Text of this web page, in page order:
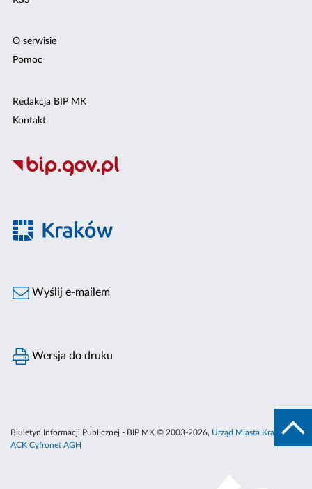
O serwisie
Pomoc
Redakcja BIP MK
Kontakt
Wyślij e-mailem
Wersja do druku
Biuletyn Informacji Publicznej - BIP MK © 2003-2026, Urząd Miasta Krakowa
ACK Cyfronet AGH